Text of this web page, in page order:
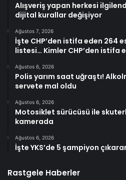
Alışveriş yapan herkesi
dijital kurallar değişiyor
Ağustos 7, 2026
İşte CHP’den istifa eden 264
listesi… Kimler CHP’den istifa
Ağustos 6, 2026
Polis yarım saat uğraştı!
servete mal oldu
Ağustos 6, 2026
Motosiklet sürücüsü ile
kamerada
Ağustos 6, 2026
İşte YKS’de 5 şampiyon
Rastgele Haberler